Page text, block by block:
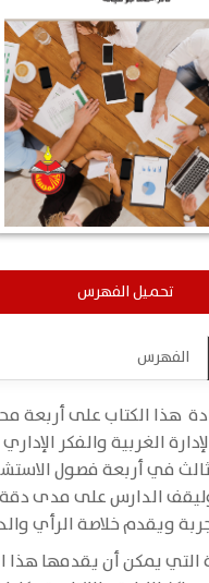
تحميل الفهرس
الفهرس
هذا الكتاب على أربعة
الغربية والفكر
في أربعة فصول
الدارس على مدى دقة
ويقدم خلاصة الرأي
التي يمكن أن يقدمها